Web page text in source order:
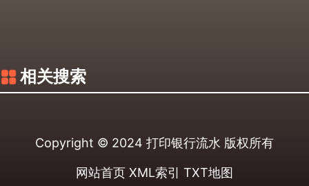
相关搜索
Copyright © 2024 打印银行流水 版权所有
网站首页 XML索引 TXT地图